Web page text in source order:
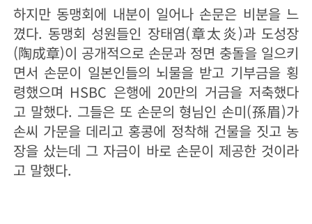
하지만 동맹회에 내분이 일어나 손문은 비분을 느
꼈다. 동맹회 성원들인 장태염(章太炎)과 도성장
(陶成章)이 공개적으로 손문과 정면 충돌을 일으키
면서 손문이 일본인들의 뇌물을 받고 기부금을 횡
령했으며 HSBC 은행에 20만의 거금을 저축했다
고 말했다. 그들은 또 손문의 형님인 손미(孫眉)가
손씨 가문을 데리고 홍콩에 정착해 건물을 짓고 농
장을 샀는데 그 자금이 바로 손문이 제공한 것이라
고 말했다.